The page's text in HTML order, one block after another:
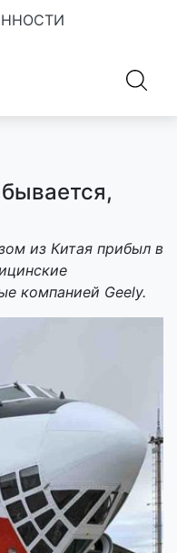
забывается, помнится
из Китая прибыл в
компанией Geely.